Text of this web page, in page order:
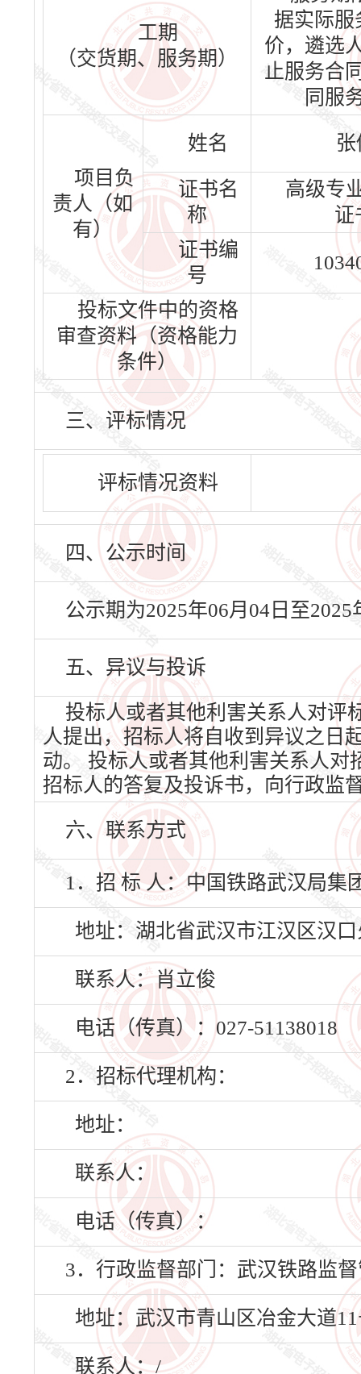
工期
（交货期、服务期）
据实际服
价，遴选
止服务合
同服
项目负
责人（如
有）
姓名
证书名
称
高级专
证
证书编
号
投标文件中的资格
审查资料（资格能力
条件）
三、评标情况
评标情况资料
四、公示时间
公示期为2025年06月04日至
五、异议与投诉
投标人或者其他利害关系人对评
人提出，招标人将自收到异议之日
动。 投标人或者其他利害关系人
招标人的答复及投诉书，向行政监
六、联系方式
1．招 标 人：中国铁路武汉局集
地址：湖北省武汉市江汉区汉
联系人：肖立俊
电话（传真）：027-51138018
2．招标代理机构：
地址：
联系人：
电话（传真）：
3．行政监督部门：武汉铁路监
地址：武汉市青山区冶金大道
联系人：/